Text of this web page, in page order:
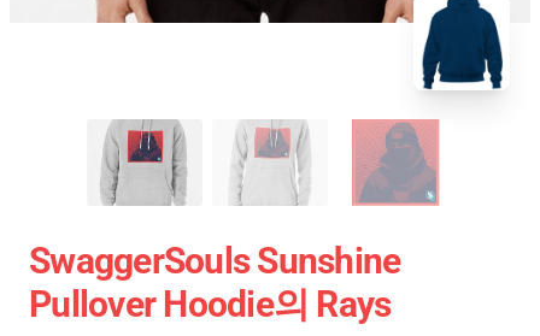
SwaggerSouls Sunshine
Pullover Hoodie의 Rays